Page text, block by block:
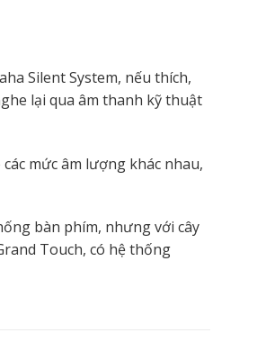
Silent System, nếu thích,
lại qua âm thanh kỹ thuật
mức âm lượng khác nhau,
bàn phím, nhưng với cây
Touch, có hệ thống